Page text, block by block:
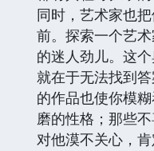
同时，艺术家也
前。探索一个艺
的迷人劲儿。这
就在于无法找到
的作品也使你模
磨的性格；那些
对他漠不关心，